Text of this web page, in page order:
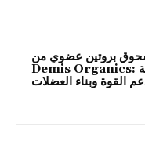
بروتين عضوي من
Demis Organics: تغذية نقية
القوة وبناء العضلات